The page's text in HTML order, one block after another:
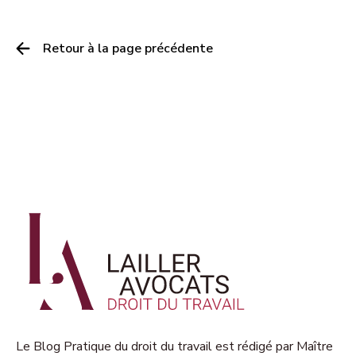
Retour à la page précédente
Le Blog Pratique du droit du travail est rédigé par Maître